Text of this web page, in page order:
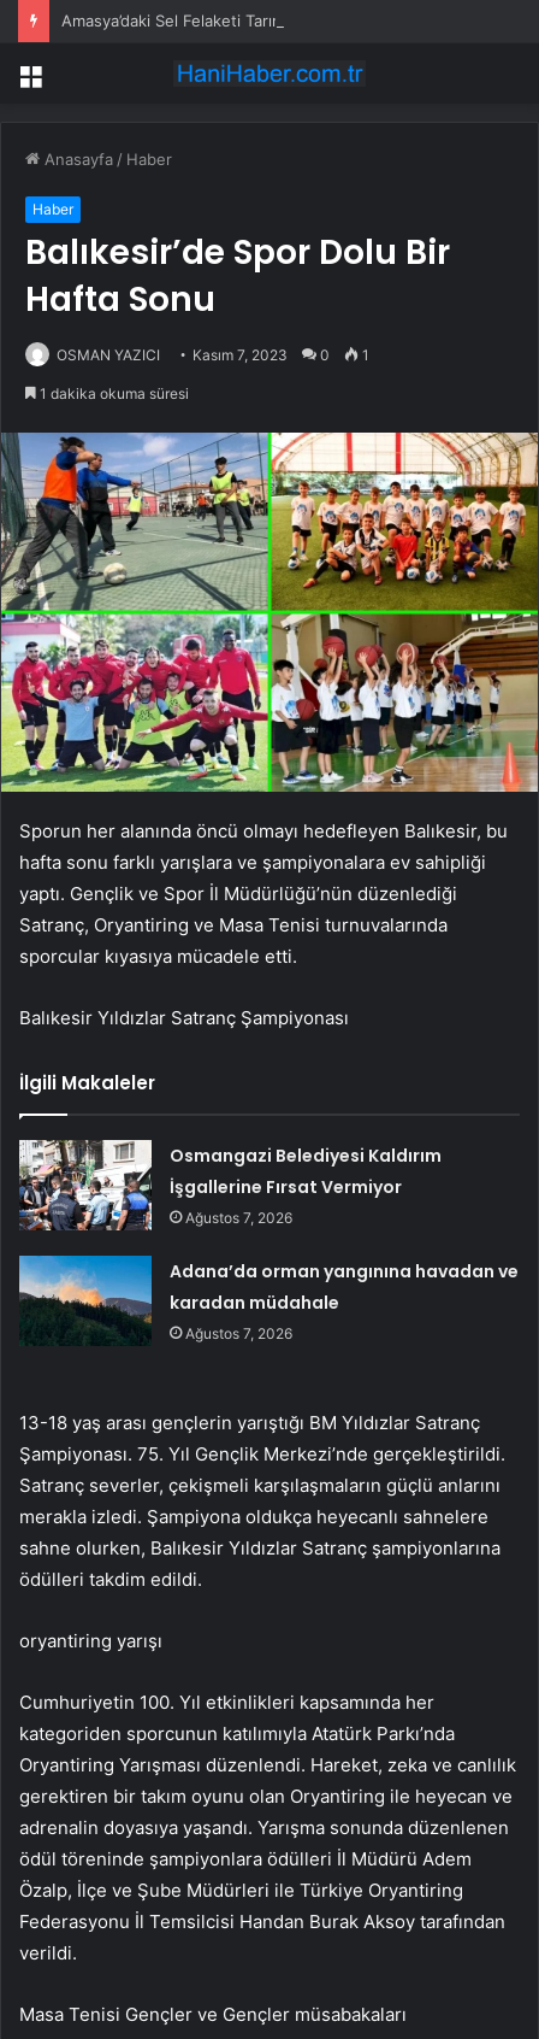
Amasya’daki Sel Felaketi Tarımı Vurdu
Menü
Anasayfa / Haber
Haber
Balıkesir’de Spor Dolu Bir
Hafta Sonu
OSMAN YAZICI Kasım 7, 2023 0 1
1 dakika okuma süresi
Sporun her alanında öncü olmayı hedefleyen Balıkesir, bu
hafta sonu farklı yarışlara ve şampiyonalara ev sahipliği
yaptı. Gençlik ve Spor İl Müdürlüğü’nün düzenlediği
Satranç, Oryantiring ve Masa Tenisi turnuvalarında
sporcular kıyasıya mücadele etti.
Balıkesir Yıldızlar Satranç Şampiyonası
İlgili Makaleler
Osmangazi Belediyesi Kaldırım
İşgallerine Fırsat Vermiyor
Ağustos 7, 2026
Adana’da orman yangınına havadan ve
karadan müdahale
Ağustos 7, 2026
13-18 yaş arası gençlerin yarıştığı BM Yıldızlar Satranç
Şampiyonası. 75. Yıl Gençlik Merkezi’nde gerçekleştirildi.
Satranç severler, çekişmeli karşılaşmaların güçlü anlarını
merakla izledi. Şampiyona oldukça heyecanlı sahnelere
sahne olurken, Balıkesir Yıldızlar Satranç şampiyonlarına
ödülleri takdim edildi.
oryantiring yarışı
Cumhuriyetin 100. Yıl etkinlikleri kapsamında her
kategoriden sporcunun katılımıyla Atatürk Parkı’nda
Oryantiring Yarışması düzenlendi. Hareket, zeka ve canlılık
gerektiren bir takım oyunu olan Oryantiring ile heyecan ve
adrenalin doyasıya yaşandı. Yarışma sonunda düzenlenen
ödül töreninde şampiyonlara ödülleri İl Müdürü Adem
Özalp, İlçe ve Şube Müdürleri ile Türkiye Oryantiring
Federasyonu İl Temsilcisi Handan Burak Aksoy tarafından
verildi.
Masa Tenisi Gençler ve Gençler müsabakaları